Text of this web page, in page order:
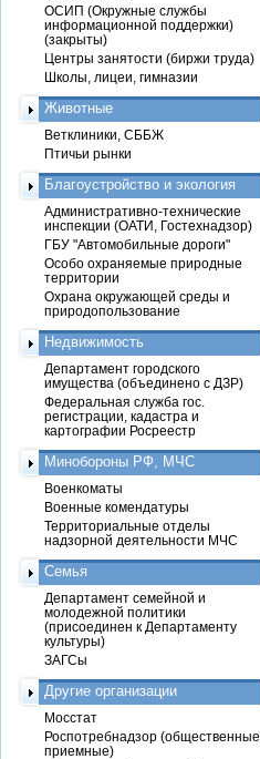
ОСИП (Окружные службы
информационной поддержки)
(закрыты)
Центры занятости (биржи труда)
Школы, лицеи, гимназии
Животные
Ветклиники, СББЖ
Птичьи рынки
Благоустройство и экология
Административно-технические
инспекции (ОАТИ, Гостехнадзор)
ГБУ "Автомобильные дороги"
Особо охраняемые природные
территории
Охрана окружающей среды и
природопользование
Недвижимость
Департамент городского
имущества (объединено с ДЗР)
Федеральная служба гос.
регистрации, кадастра и
картографии Росреестр
Минобороны РФ, МЧС
Военкоматы
Военные комендатуры
Территориальные отделы
надзорной деятельности МЧС
Семья
Департамент семейной и
молодежной политики
(присоединен к Департаменту
культуры)
ЗАГСы
Другие организации
Мосстат
Роспотребнадзор (общественные
приемные)